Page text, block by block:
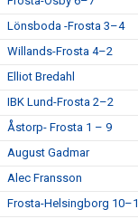
Lönsboda -Frosta 3–4
Willands-Frosta 4–2
Elliot Bredahl
IBK Lund-Frosta 2–2
Åstorp- Frosta 1 – 9
August Gadmar
Alec Fransson
Frosta-Helsingborg 10–1